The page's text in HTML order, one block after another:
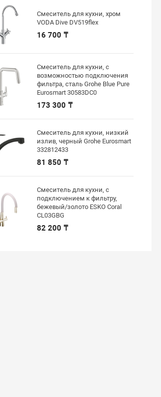
Смеситель для кухни, хром
VODA Dive DV519flex
16 700 ₸
Смеситель для кухни, с
возможностью подключения
фильтра, сталь Grohe Blue Pure
Eurosmart 30583DC0
173 300 ₸
Смеситель для кухни, низкий
излив, черный Grohe Eurosmart
332812433
81 850 ₸
Смеситель для кухни, с
подключением к фильтру,
бежевый/золото ESKO Coral
CL03GBG
82 200 ₸